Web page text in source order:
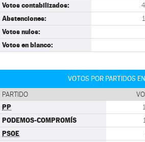
Votos contabilizados:
Abstenciones:
Votos nulos:
Votos en blanco:
VOTOS POR PARTIDOS
PARTIDO
PP
PODEMOS-COMPROMÍS
PSOE